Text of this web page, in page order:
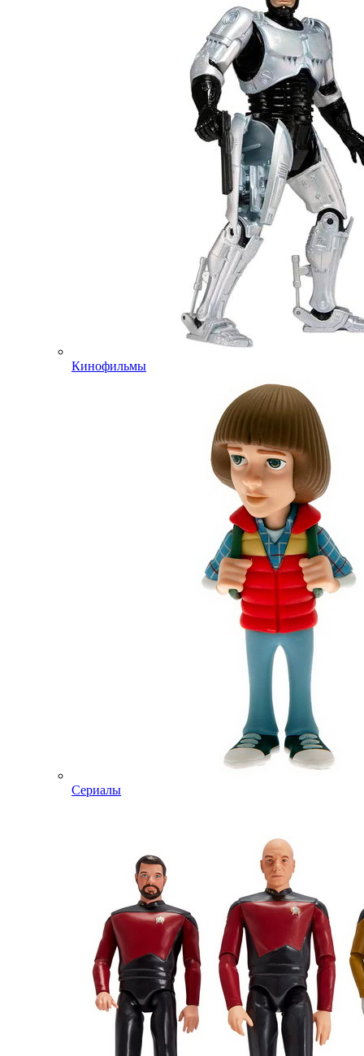
Кинофильмы
Сериалы